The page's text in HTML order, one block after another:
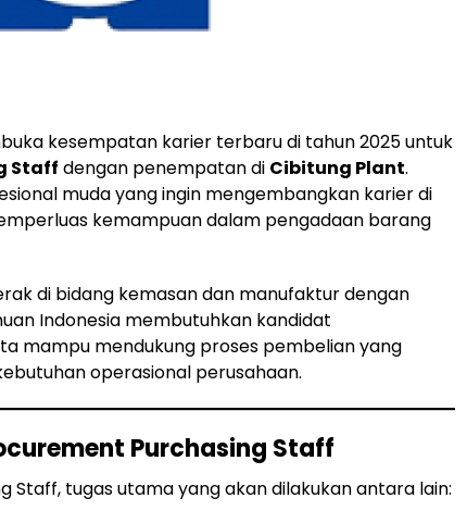
kesempatan karier terbaru di tahun 2025 untuk
Staff dengan penempatan di Cibitung Plant.
muda yang ingin mengembangkan karier di
kemampuan dalam pengadaan barang
di bidang kemasan dan manufaktur dengan
Indonesia membutuhkan kandidat
mampu mendukung proses pembelian yang
operasional perusahaan.
Purchasing Staff
Staff, tugas utama yang akan dilakukan antara lain: